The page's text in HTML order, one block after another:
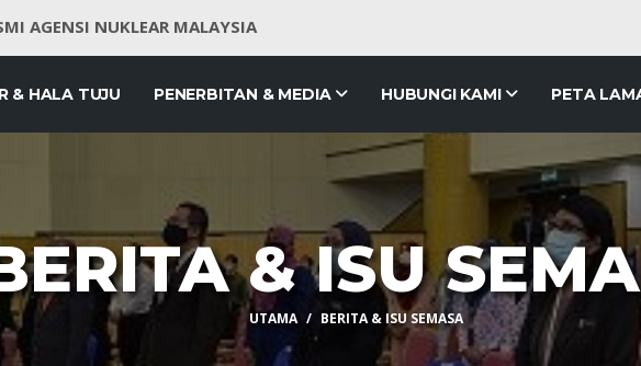
AGENSI NUKLEAR MALAYSIA
& HALA TUJU PENERBITAN & MEDIA HUBUNGI KAMI PETA
& ISU
UTAMA BERITA & ISU SEMASA